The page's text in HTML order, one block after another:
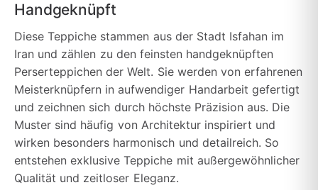
Handgeknüpft
Diese Teppiche stammen aus der Stadt Isfahan im
Iran und zählen zu den feinsten handgeknüpften
Perserteppichen der Welt. Sie werden von erfahrenen
Meisterknüpfern in aufwendiger Handarbeit gefertigt
und zeichnen sich durch höchste Präzision aus. Die
Muster sind häufig von Architektur inspiriert und
wirken besonders harmonisch und detailreich. So
entstehen exklusive Teppiche mit außergewöhnlicher
Qualität und zeitloser Eleganz.